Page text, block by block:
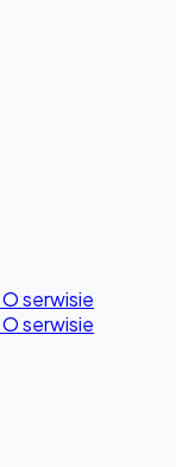
O serwisie
O serwisie